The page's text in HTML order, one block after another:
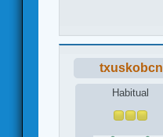
txuskobcn
Habitual